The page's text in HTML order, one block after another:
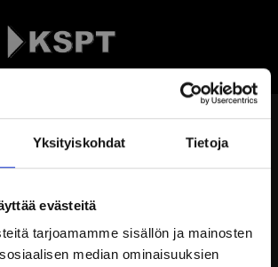
Yksityiskohdat Tietoja
evästeitä
tarjoamamme sisällön ja mainosten
median ominaisuuksien